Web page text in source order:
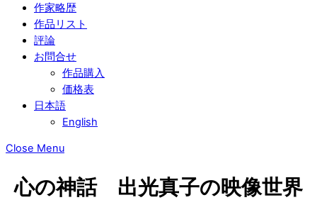
作家略歴
作品リスト
評論
お問合せ
作品購入
価格表
日本語
English
Close Menu
心の神話 出光真子の映像世界